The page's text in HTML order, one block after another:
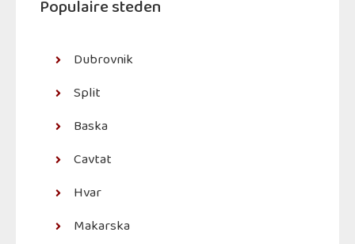
Populaire steden
Dubrovnik
Split
Baska
Cavtat
Hvar
Makarska